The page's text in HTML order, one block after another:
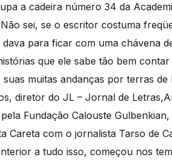
a cadeira número 34 da
sei, se o escritor costuma
para ficar com uma chávena
que ele sabe tão bem
muitas andanças por terras
diretor do JL – Jornal de
Fundação Calouste
Careta com o jornalista Tarso de
a tudo isso, começou nos